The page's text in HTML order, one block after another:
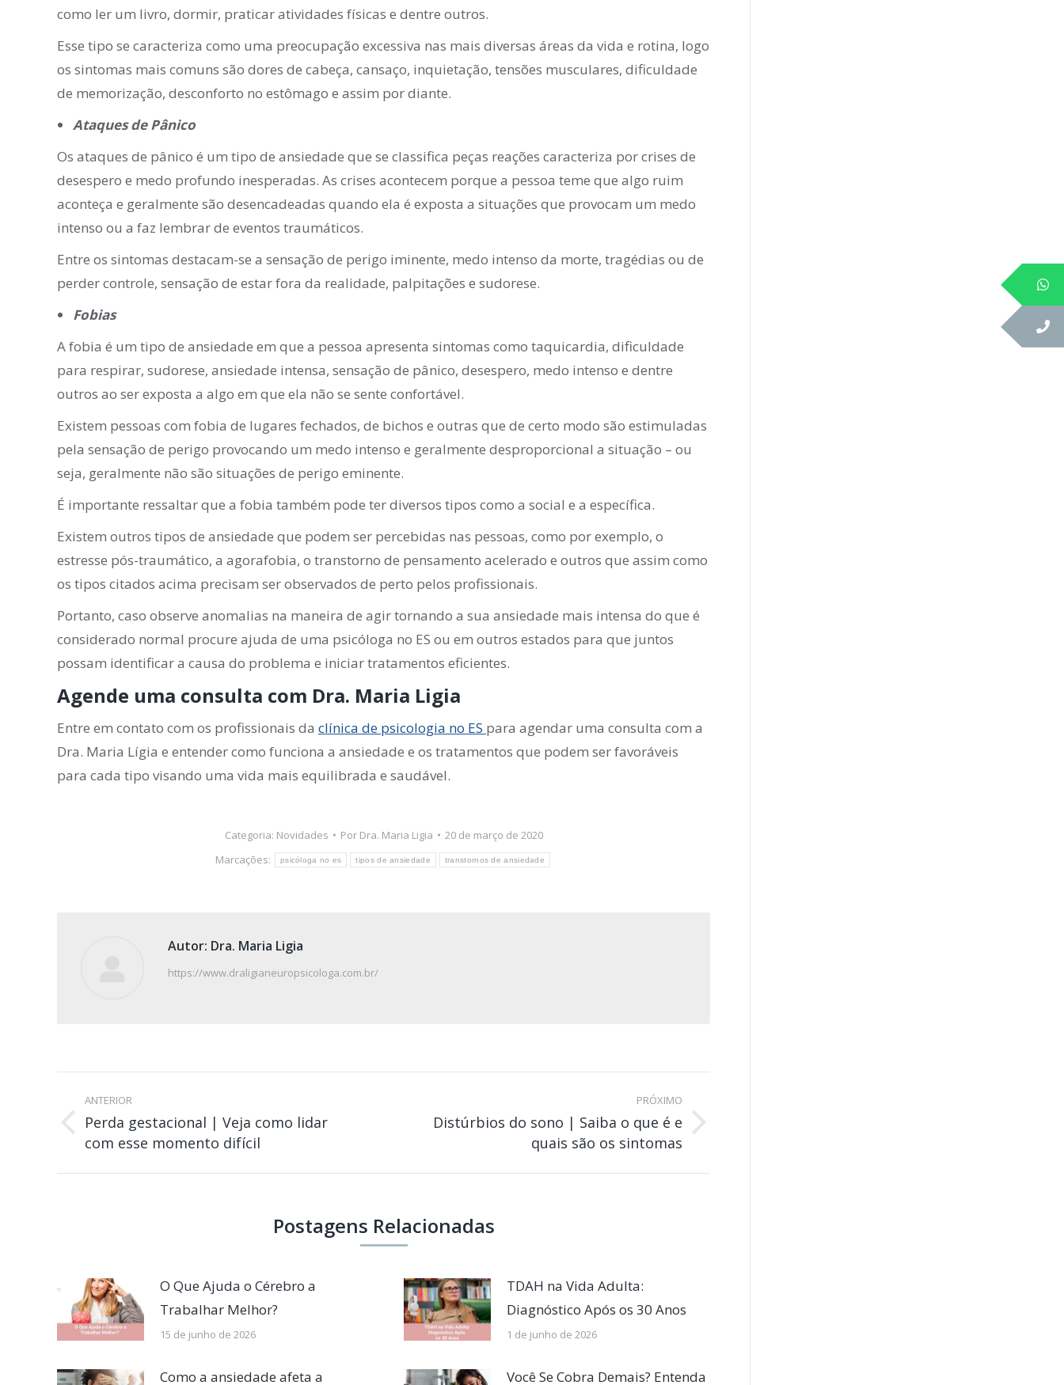
como ler um livro, dormir, praticar atividades físicas e dentre outros.
Esse tipo se caracteriza como uma preocupação excessiva nas mais diversas áreas da vida e rotina, logo
os sintomas mais comuns são dores de cabeça, cansaço, inquietação, tensões musculares, dificuldade
de memorização, desconforto no estômago e assim por diante.
Ataques de Pânico
Os ataques de pânico é um tipo de ansiedade que se classifica peças reações caracteriza por crises de
desespero e medo profundo inesperadas. As crises acontecem porque a pessoa teme que algo ruim
aconteça e geralmente são desencadeadas quando ela é exposta a situações que provocam um medo
intenso ou a faz lembrar de eventos traumáticos.
Entre os sintomas destacam-se a sensação de perigo iminente, medo intenso da morte, tragédias ou de
perder controle, sensação de estar fora da realidade, palpitações e sudorese.
Fobias
A fobia é um tipo de ansiedade em que a pessoa apresenta sintomas como taquicardia, dificuldade
para respirar, sudorese, ansiedade intensa, sensação de pânico, desespero, medo intenso e dentre
outros ao ser exposta a algo em que ela não se sente confortável.
Existem pessoas com fobia de lugares fechados, de bichos e outras que de certo modo são estimuladas
pela sensação de perigo provocando um medo intenso e geralmente desproporcional a situação – ou
seja, geralmente não são situações de perigo eminente.
É importante ressaltar que a fobia também pode ter diversos tipos como a social e a específica.
Existem outros tipos de ansiedade que podem ser percebidas nas pessoas, como por exemplo, o
estresse pós-traumático, a agorafobia, o transtorno de pensamento acelerado e outros que assim como
os tipos citados acima precisam ser observados de perto pelos profissionais.
Portanto, caso observe anomalias na maneira de agir tornando a sua ansiedade mais intensa do que é
considerado normal procure ajuda de uma psicóloga no ES ou em outros estados para que juntos
possam identificar a causa do problema e iniciar tratamentos eficientes.
Agende uma consulta com Dra. Maria Ligia
Entre em contato com os profissionais da clínica de psicologia no ES para agendar uma consulta com a
Dra. Maria Lígia e entender como funciona a ansiedade e os tratamentos que podem ser favoráveis
para cada tipo visando uma vida mais equilibrada e saudável.
Categoria: Novidades Por Dra. Maria Ligia
20 de março de 2020
Marcações:
psicóloga no es tipos de ansiedade transtornos de ansiedade
Autor: Dra. Maria Ligia
https://www.draligianeuropsicologa.com.br/
de
post:
ANTERIOR
Post
Perda gestacional | Veja como lidar
com esse momento difícil
PRÓXIMO
Próximo
Distúrbios do sono | Saiba o que é e
quais são os sintomas
Postagens Relacionadas
O Que Ajuda o Cérebro a
Trabalhar Melhor?
15 de junho de 2026
TDAH na Vida Adulta:
Diagnóstico Após os 30 Anos
1 de junho de 2026
Como a ansiedade afeta a Você Se Cobra Demais? Entenda